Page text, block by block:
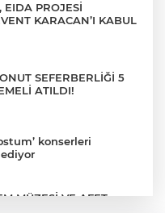
EIDA PROJESİ
KARACAN’I KABUL
SEFERBERLİĞİ 5
ATILDI!
konserleri
MÜZESİ VE AFET